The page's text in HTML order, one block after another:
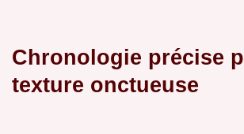
Chronologie précise
texture onctueuse